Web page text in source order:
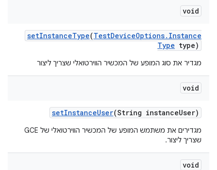
void
setInstanceType(TestDeviceOptions. Instance
Type type)
מגדיר את סוג המופע של המכשיר הווירטואלי שצריך ליצור
void
setInstanceUser(String instanceUser)
מגדירים את משתמש המופע של המכשיר הווירטואלי של GCE
שצריך ליצור.
void